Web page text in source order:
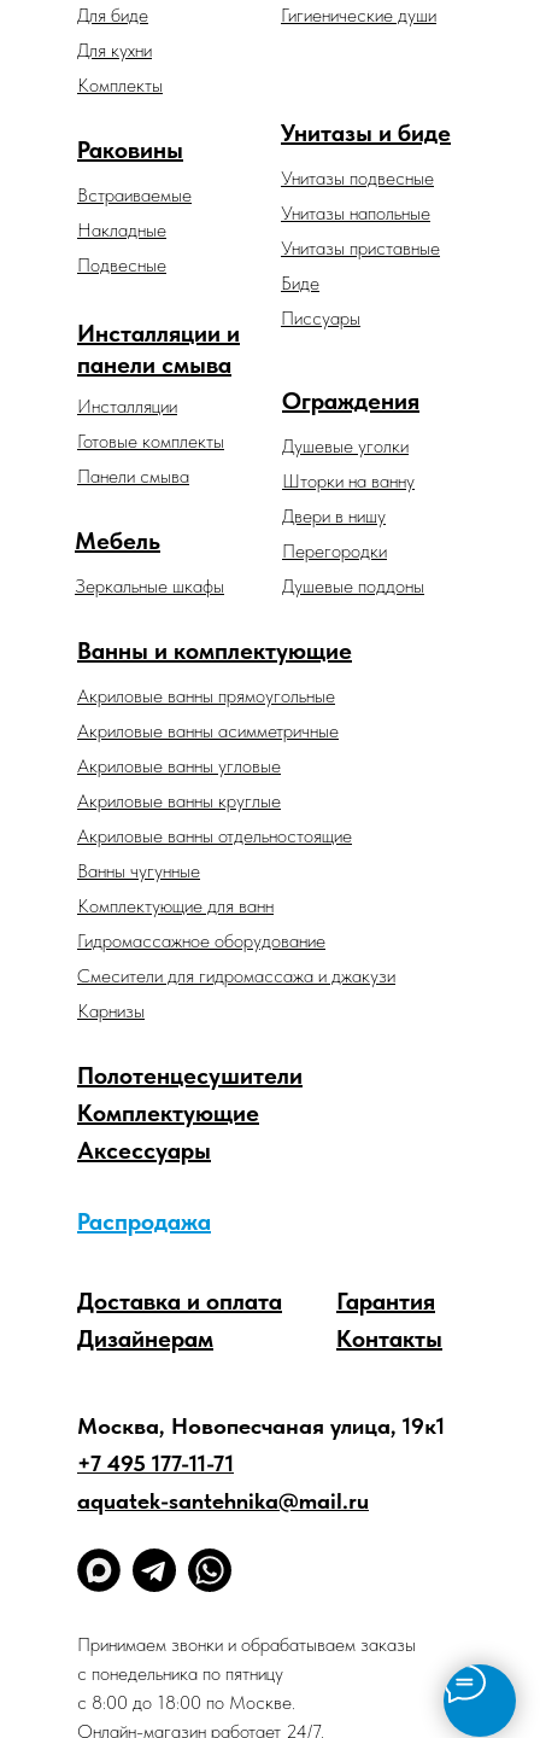
Гигиенические души
Унитазы и биде
Унитазы подвесные
Унитазы напольные
Унитазы приставные
Раковины
Встраиваемые
Накладные
Подвесные
Для биде
Для кухни
Ванны и комплектующие
Акриловые ванны прямоугольные
Зеркальные шкафы
Мебель
Ограждения
Душевые уголки
Шторки на ванну
Двери в нишу
Перегородки
Аксессуары
Распродажа
Комплектующие
Дизайнерам
Доставка и оплата
Гарантия
Контакты
Биде
Душевые поддоны
Акриловые ванны отдельностоящие
Акриловые ванны асимметричные
Акриловые ванны угловые
Акриловые ванны круглые
Ванны чугунные
Комплектующие для ванн
Гидромассажное оборудование
Смесители для гидромассажа и джакузи
Карнизы
Полотенцесушители
Инсталляции и
панели смыва
Инсталляции
Готовые комплекты
Панели смыва
Комплекты
Писсуары
Москва, Новопесчаная улица, 19к1
+7 495 177-11-71
aquatek-santehnika@mail.ru
Принимаем звонки и обрабатываем заказы
с понедельника по пятницу
с 8:00 до 18:00 по Москве.
Онлайн-магазин работает 24/7.